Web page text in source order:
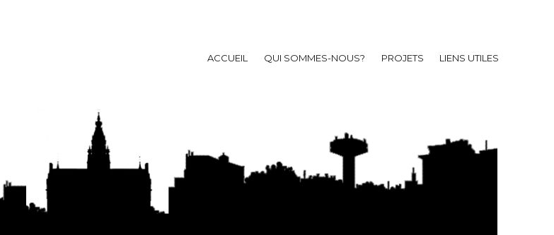
ACCUEIL QUI SOMMES-NOUS? PROJETS LIENS UTILES